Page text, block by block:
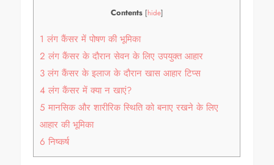
Contents [hide]
1 लंग कैंसर में पोषण की भूमिका
2 लंग कैंसर के दौरान सेवन के लिए उपयुक्त आहार
3 लंग कैंसर के इलाज के दौरान खास आहार टिप्स
4 लंग कैंसर में क्या न खाएं?
5 मानसिक और शारीरिक स्थिति को बनाए रखने के लिए
आहार की भूमिका
6 निष्कर्ष